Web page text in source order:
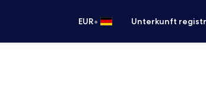
EUR• Unterkunft